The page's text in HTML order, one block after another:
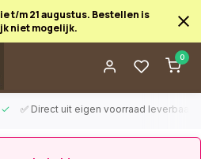
t/m 21 augustus. Bestellen is
niet mogelijk.
0
✅ Direct uit eigen voorraad leverbaar